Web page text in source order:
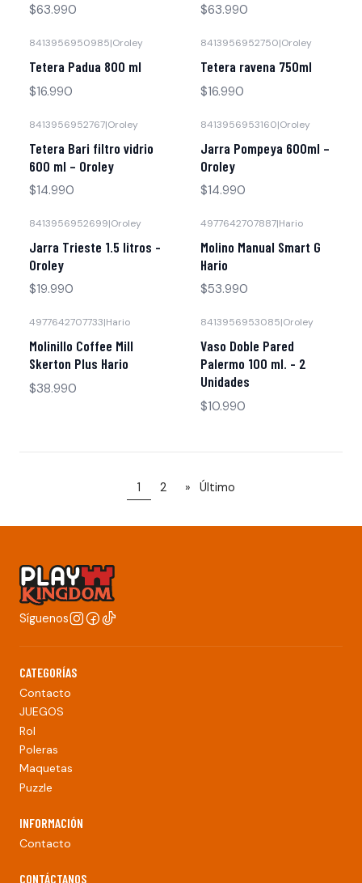
$63.990 $63.990
8413956950985|Oroley
Tetera Padua 800 ml
$16.990
8413956952750|Oroley
Tetera ravena 750ml
$16.990
8413956952767|Oroley
Tetera Bari filtro vidrio
600 ml – Oroley
$14.990
8413956953160|Oroley
Jarra Pompeya 600ml –
Oroley
$14.990
8413956952699|Oroley
Jarra Trieste 1.5 litros -
Oroley
$19.990
4977642707887|Hario
Molino Manual Smart G
Hario
$53.990
4977642707733|Hario
Molinillo Coffee Mill
Skerton Plus Hario
$38.990
8413956953085|Oroley
Vaso Doble Pared
Palermo 100 ml. - 2
Unidades
$10.990
1 2 » Último
Síguenos
CATEGORÍAS
Contacto
JUEGOS
Rol
Poleras
Maquetas
Puzzle
INFORMACIÓN
Contacto
CONTÁCTANOS